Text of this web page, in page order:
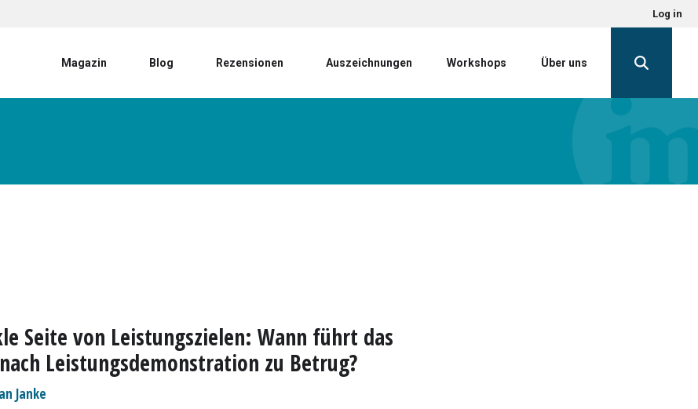
Log in
Magazin Blog Rezensionen Auszeichnungen Workshops Über uns
Seite von Leistungszielen: Wann führt das
Leistungsdemonstration zu Betrug?
Janke